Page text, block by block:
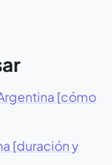
[cómo
[duración y